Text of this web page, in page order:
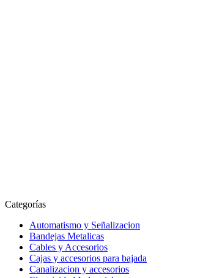
Categorías
Automatismo y Señalizacion
Bandejas Metalicas
Cables y Accesorios
Cajas y accesorios para bajada
Canalizacion y accesorios